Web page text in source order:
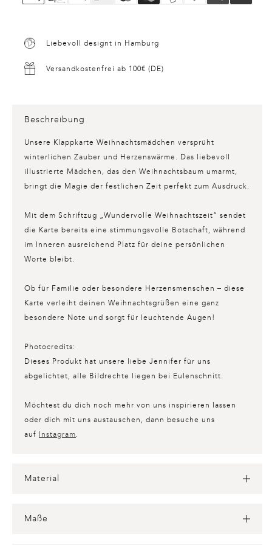
Liebevoll designt in Hamburg
Versandkostenfrei ab 100€ (DE)
Beschreibung
Unsere Klappkarte Weihnachtsmädchen versprüht
winterlichen Zauber und Herzenswärme. Das liebevoll
illustrierte Mädchen, das den Weihnachtsbaum umarmt,
bringt die Magie der festlichen Zeit perfekt zum Ausdruck.
Mit dem Schriftzug „Wundervolle Weihnachtszeit“ sendet
die Karte bereits eine stimmungsvolle Botschaft, während
im Inneren ausreichend Platz für deine persönlichen
Worte bleibt.
Ob für Familie oder besondere Herzensmenschen – diese
Karte verleiht deinen Weihnachtsgrüßen eine ganz
besondere Note und sorgt für leuchtende Augen!
Photocredits:
Dieses Produkt hat unsere liebe Jennifer für uns
abgelichtet, alle Bildrechte liegen bei Eulenschnitt.
Möchtest du dich noch mehr von uns inspirieren lassen
oder dich mit uns austauschen, dann besuche uns
auf Instagram
Material
Maße